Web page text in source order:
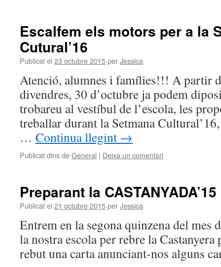
Escalfem els motors per a la
Cutural’16
Publicat el 23 octubre 2015perJessica
Atenció, alumnes i famílies!!! A partir
divendres, 30 d’octubre ja podem
trobareu al vestíbul de l’escola, les
treballar durant la Setmana
… Continua llegint →
Publicat dins deGeneral | Deixa un comentari
Preparant la CASTANYADA’15
Publicat el 21 octubre 2015perJessica
Entrem en la segona quinzena del mes
la nostra escola per rebre la Castanyera
rebut una carta anunciant-nos alguns